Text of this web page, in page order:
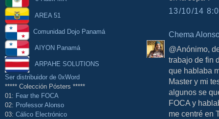
AREA 51
Comunidad Dojo Panamá
AIYON Panamá
ARPAHE SOLUTIONS
Ser distribuidor de 0xWord
***** Colección Pósters *****
01: Fear the FOCA
02: Professor Alonso
03: Cálico Electrónico
13/10/14
Chema
@Anónimo,
trabajo de fin
que hablaba
Master y mi
algunos se
FOCA y
me centré en